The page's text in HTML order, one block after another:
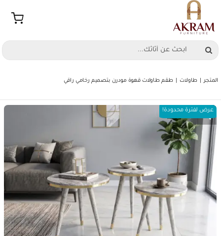
content
Search
for:
المتجر طاولات طقم طاولات قهوة مودرن بتصميم رخامي راقي
عرض لفترة محدودة!